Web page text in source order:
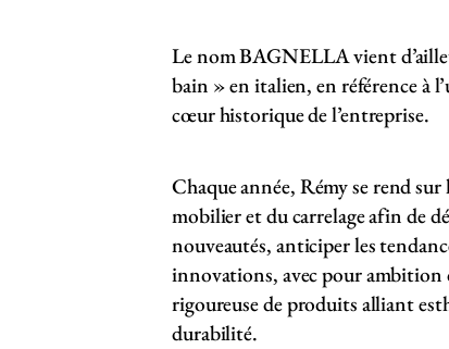
Le nom BAGNELLA vient
bain » en italien, en référence à
cœur historique de l’entreprise.
Chaque année, Rémy se rend
mobilier et du carrelage afin de
nouveautés, anticiper les
innovations, avec pour ambition
rigoureuse de produits alliant
durabilité.